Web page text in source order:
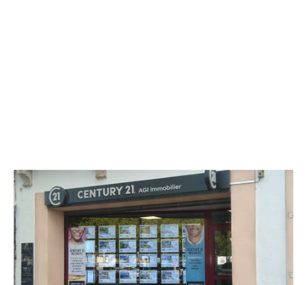
CENTURY 21 AGI Immobilier
7 boulevard Paul Bert
CLERMONT L HERAULT - 34800
Envoyer un message